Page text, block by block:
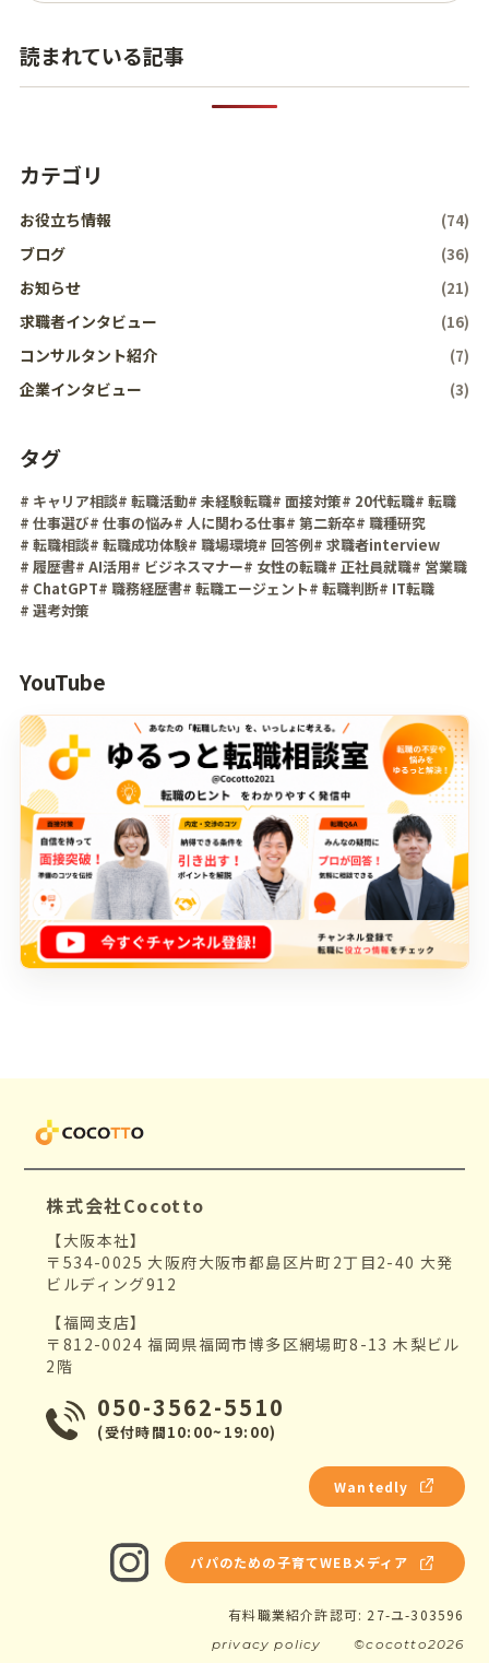
読まれている記事
カテゴリ
お役立ち情報 (74)
ブログ (36)
お知らせ (21)
求職者インタビュー (16)
コンサルタント紹介 (7)
企業インタビュー (3)
タグ
# キャリア相談# 転職活動# 未経験転職# 面接対策# 20代転職# 転職
# 仕事選び# 仕事の悩み# 人に関わる仕事# 第二新卒# 職種研究
# 転職相談# 転職成功体験# 職場環境# 回答例# 求職者interview
# 履歴書# AI活用# ビジネスマナー# 女性の転職# 正社員就職# 営業職
# ChatGPT# 職務経歴書# 転職エージェント# 転職判断# IT転職
# 選考対策
YouTube
株式会社Cocotto
【大阪本社】
〒534-0025 大阪府大阪市都島区片町2丁目2-40 大発
ビルディング912
【福岡支店】
〒812-0024 福岡県福岡市博多区網場町8-13 木梨ビル
2階
050-3562-5510
(受付時間10:00~19:00)
Wantedly
パパのための子育てWEBメディア
有料職業紹介許認可: 27-ユ-303596
privacy policy ©cocotto2026